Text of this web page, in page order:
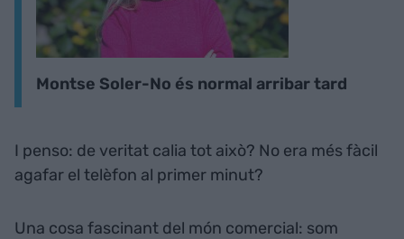
Montse Soler-No és normal arribar tard
I penso: de veritat calia tot això? No era més fàcil
agafar el telèfon al primer minut?
Una cosa fascinant del món comercial: som